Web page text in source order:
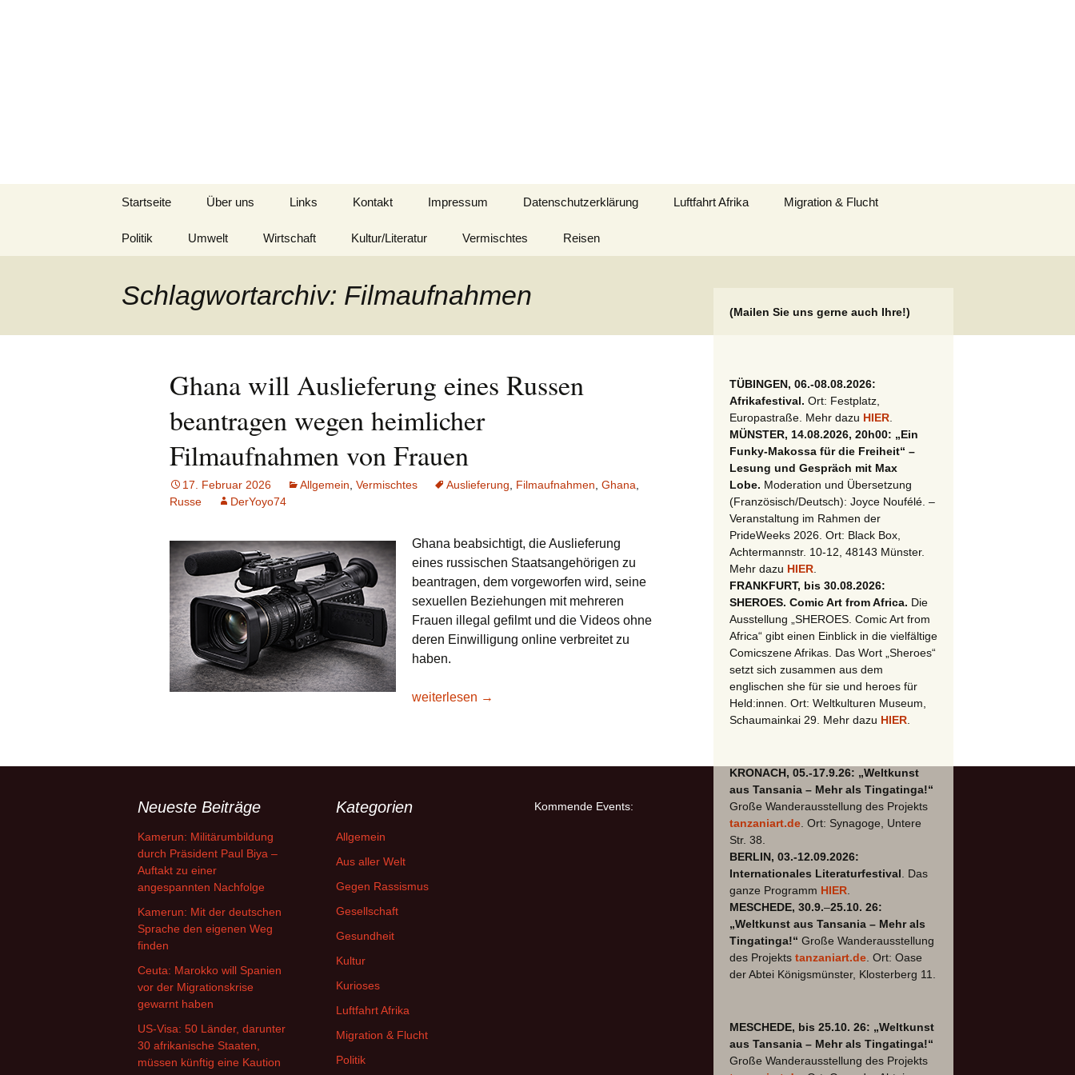
Startseite Über uns Links Kontakt Impressum Datenschutzerklärung Luftfahrt Afrika Migration & Flucht
Politik Umwelt Wirtschaft Kultur/Literatur Vermischtes Reisen
Schlagwortarchiv: Filmaufnahmen
Ghana will Auslieferung eines Russen
beantragen wegen heimlicher
Filmaufnahmen von Frauen
17. Februar 2026 Allgemein Vermischtes Auslieferung Filmaufnahmen Ghana
Russe
DerYoyo74
Ghana beabsichtigt, die Auslieferung
eines russischen Staatsangehörigen zu
beantragen, dem vorgeworfen wird, seine
sexuellen Beziehungen mit mehreren
Frauen illegal gefilmt und die Videos ohne
deren Einwilligung online verbreitet zu
haben.
Ghana will Auslieferung eines Russen beantragen wegen heimlicher Filmaufnahmen von Frauen
weiterlesen →
(Mailen Sie uns gerne auch Ihre!)
TÜBINGEN, 06.-08.08.2026:
Afrikafestival. Ort: Festplatz,
Europastraße. Mehr dazu HIER
MÜNSTER, 14.08.2026, 20h00: „Ein
Funky-Makossa für die Freiheit“ –
Lesung und Gespräch mit Max
Lobe. Moderation und Übersetzung
(Französisch/Deutsch): Joyce Noufélé. –
Veranstaltung im Rahmen der
PrideWeeks 2026. Ort: Black Box,
Achtermannstr. 10-12, 48143 Münster.
Mehr dazu HIER
FRANKFURT, bis 30.08.2026:
SHEROES. Comic Art from Africa. Die
Ausstellung „SHEROES. Comic Art from
Africa“ gibt einen Einblick in die vielfältige
Comicszene Afrikas. Das Wort „Sheroes“
setzt sich zusammen aus dem
englischen she für sie und heroes für
Held:innen. Ort: Weltkulturen Museum,
Schaumainkai 29. Mehr dazu HIER
KRONACH, 05.-17.9.26: „Weltkunst
aus Tansania – Mehr als Tingatinga!“
Große Wanderausstellung des Projekts
tanzaniart.de . Ort: Synagoge, Untere
Str. 38.
BERLIN, 03.-12.09.2026:
Internationales Literaturfestival . Das
ganze Programm HIER
MESCHEDE, 30.9.–25.10. 26:
„Weltkunst aus Tansania – Mehr als
Tingatinga!“ Große Wanderausstellung
des Projekts tanzaniart.de . Ort: Oase
der Abtei Königsmünster, Klosterberg 11.
MESCHEDE, bis 25.10. 26: „Weltkunst
aus Tansania – Mehr als Tingatinga!“
Große Wanderausstellung des Projekts
Neueste Beiträge
Kamerun: Militärumbildung
durch Präsident Paul Biya –
Auftakt zu einer
angespannten Nachfolge
Kamerun: Mit der deutschen
Sprache den eigenen Weg
finden
Ceuta: Marokko will Spanien
vor der Migrationskrise
gewarnt haben
US-Visa: 50 Länder, darunter
30 afrikanische Staaten,
müssen künftig eine Kaution
Kategorien
Allgemein
Aus aller Welt
Gegen Rassismus
Gesellschaft
Gesundheit
Kultur
Kurioses
Luftfahrt Afrika
Migration & Flucht
Politik
Kommende Events: